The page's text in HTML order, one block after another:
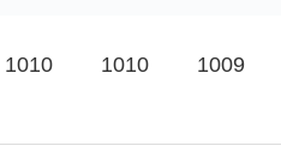
1010 1010 1009